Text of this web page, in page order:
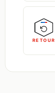
RETOUR